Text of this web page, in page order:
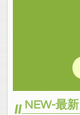
NEW-最新